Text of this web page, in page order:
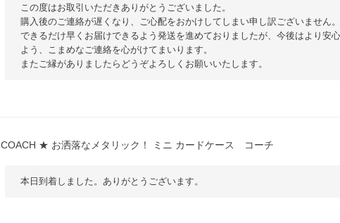
この度はお取引いただきありがとうございました。
購入後のご連絡が遅くなり、ご心配をおかけしてしまい申し訳ございません。
できるだけ早くお届けできるよう発送を進めておりましたが、今後はより安
よう、こまめなご連絡を心がけてまいります。
またご縁がありましたらどうぞよろしくお願いいたします。
COACH ★ お洒落なメタリック！ ミニ カードケース コーチ
本日到着しました。ありがとうございます。